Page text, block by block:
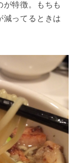
が特徴。もちも
減ってるときは